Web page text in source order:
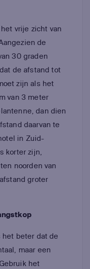
vrije zicht van
de
30 graden
de afstand tot
zijn als het
van 3 meter
dan dien
daarvan te
in Zuid-
korter zijn,
noorden van
groter
het beter dat de
maar een
het